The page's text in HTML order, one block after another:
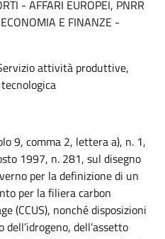
- AFFARI EUROPEI, PNRR
E FINANZE -
attività produttive,
9, comma 2, lettera a), n. 1,
1997, n. 281, sul disegno
per la definizione di un
per la filiera carbon
(CCUS), nonché disposizioni
dell’assetto